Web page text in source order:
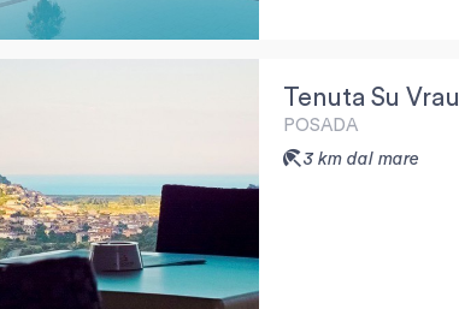
Tenuta Su Vrau
POSADA
3 km dal mare